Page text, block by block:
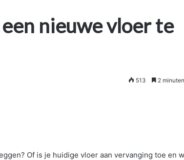
nieuwe vloer te
513 2
Of is je huidige vloer aan vervanging toe en